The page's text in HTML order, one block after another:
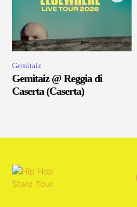
Gemitaiz
Gemitaiz @ Reggia di
Caserta (Caserta)